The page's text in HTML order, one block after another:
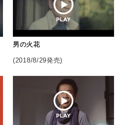
男の火花
(2018/8/29発売)